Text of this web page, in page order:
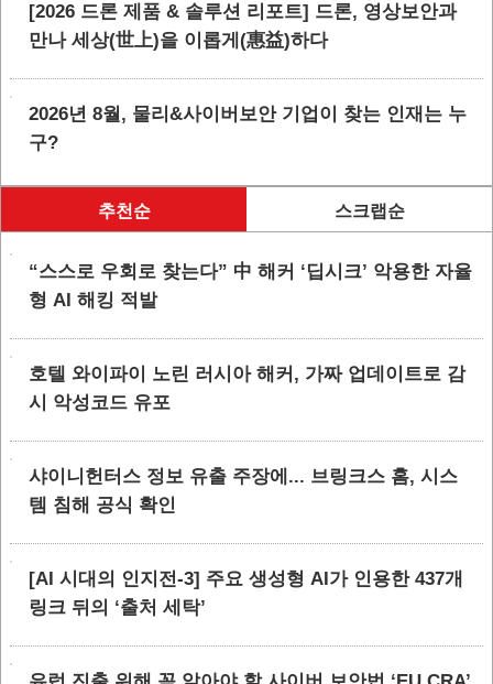
[2026 드론 제품 & 솔루션 리포트] 드론, 영상보안과
만나 세상(世上)을 이롭게(惠益)하다
2026년 8월, 물리&사이버보안 기업이 찾는 인재는 누
구?
추천순 스크랩순
“스스로 우회로 찾는다” 中 해커 ‘딥시크’ 악용한 자율
형 AI 해킹 적발
호텔 와이파이 노린 러시아 해커, 가짜 업데이트로 감
시 악성코드 유포
샤이니헌터스 정보 유출 주장에... 브링크스 홈, 시스
템 침해 공식 확인
[AI 시대의 인지전-3] 주요 생성형 AI가 인용한 437개
링크 뒤의 ‘출처 세탁’